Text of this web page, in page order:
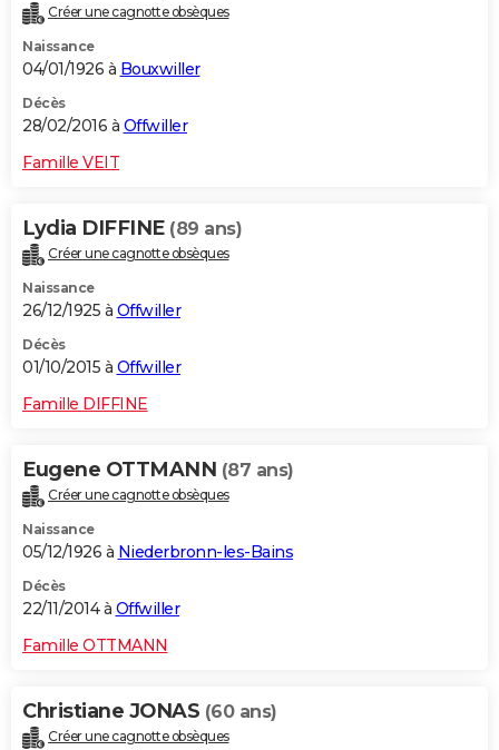
Créer une cagnotte obsèques
Naissance
04/01/1926 à Bouxwiller
Décès
28/02/2016 à Offwiller
Famille VEIT
Lydia DIFFINE (89 ans)
Créer une cagnotte obsèques
Naissance
26/12/1925 à Offwiller
Décès
01/10/2015 à Offwiller
Famille DIFFINE
Eugene OTTMANN (87 ans)
Créer une cagnotte obsèques
Naissance
05/12/1926 à Niederbronn-les-Bains
Décès
22/11/2014 à Offwiller
Famille OTTMANN
Christiane JONAS (60 ans)
Créer une cagnotte obsèques